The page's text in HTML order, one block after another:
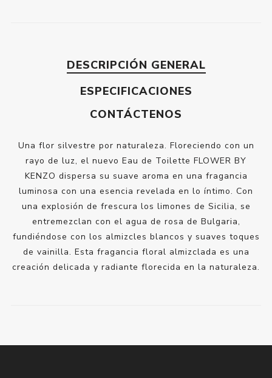
DESCRIPCIÓN GENERAL
ESPECIFICACIONES
CONTÁCTENOS
Una flor silvestre por naturaleza. Floreciendo con un
rayo de luz, el nuevo Eau de Toilette FLOWER BY
KENZO dispersa su suave aroma en una fragancia
luminosa con una esencia revelada en lo íntimo. Con
una explosión de frescura los limones de Sicilia, se
entremezclan con el agua de rosa de Bulgaria,
fundiéndose con los almizcles blancos y suaves toques
de vainilla. Esta fragancia floral almizclada es una
creación delicada y radiante florecida en la naturaleza.